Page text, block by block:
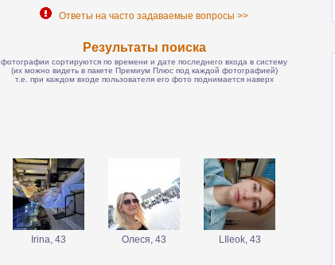
Ответы на часто задаваемые вопросы >>
Результаты поиска
фотографии сортируются по времени и дате последнего входа в систему
(их можно видеть в пакете Премиум Плюс под каждой фотографией)
т.е. при каждом входе пользователя его фото поднимается наверх
Irina, 43 Олеся, 43 LIleok, 43